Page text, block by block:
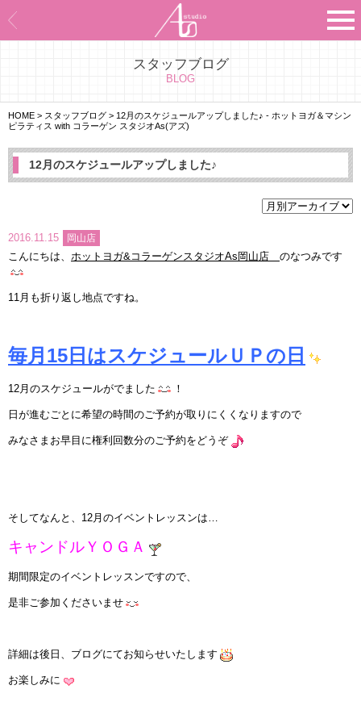
スタッフブログ
BLOG
HOME > スタッフブログ > 12月のスケジュールアップしました♪ - ホットヨガ＆マシン
ピラティス with コラーゲン スタジオAs(アズ)
12月のスケジュールアップしました♪
2016.11.15 岡山店
こんにちは、 ホットヨガ&コラーゲンスタジオAs岡山店 のなつみです
11月も折り返し地点ですね。
毎月15日はスケジュールＵＰの日
12月のスケジュールがでました ！
日が進むごとに希望の時間のご予約が取りにくくなりますので
みなさまお早目に権利回数分のご予約をどうぞ
そしてなんと、12月のイベントレッスンは…
キャンドルＹＯＧＡ
期間限定のイベントレッスンですので、
是非ご参加くださいませ
詳細は後日、ブログにてお知らせいたします
お楽しみに
Asのコンセプト
Asのナビゲーションシステム
施設紹介
会社案内
ご入会のご予約
採用情報